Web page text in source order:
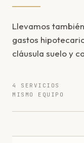
Llevamos
gastos
cláusula suelo y
4 SERVICIOS
MISMO EQUIPO